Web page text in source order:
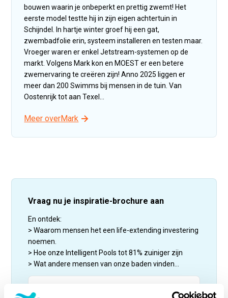
bouwen waarin je onbeperkt en prettig zwemt! Het
eerste model testte hij in zijn eigen achtertuin in
Schijndel. In hartje winter groef hij een gat,
zwembadfolie erin, systeem installeren en testen maar.
Vroeger waren er enkel Jetstream-systemen op de
markt. Volgens Mark kon en MOEST er een betere
zwemervaring te creëren zijn! Anno 2025 liggen er
meer dan 200 Swimms bij mensen in de tuin. Van
Oostenrijk tot aan Texel...
Meer overMark
Vraag nu je inspiratie-brochure aan
En ontdek:
> Waarom mensen het een life-extending investering
noemen.
> Hoe onze Intelligent Pools tot 81% zuiniger zijn
> Wat andere mensen van onze baden vinden...